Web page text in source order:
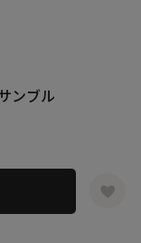
ンブル